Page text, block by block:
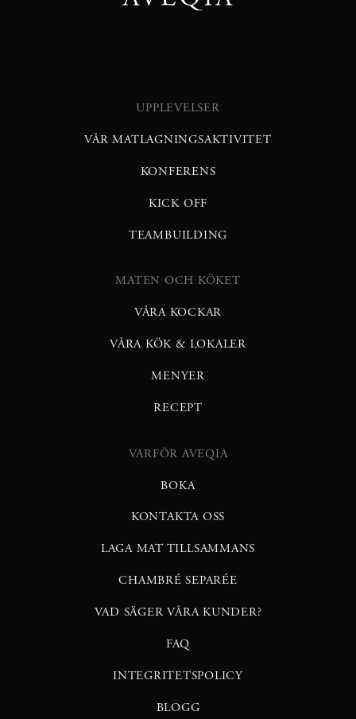
UPPLEVELSER
VÅR MATLAGNINGSAKTIVITET
KONFERENS
KICK OFF
TEAMBUILDING
MATEN OCH KÖKET
VÅRA KOCKAR
VÅRA KÖK & LOKALER
MENYER
RECEPT
VARFÖR AVEQIA
BOKA
KONTAKTA OSS
LAGA MAT TILLSAMMANS
CHAMBRÉ SEPARÉE
VAD SÄGER VÅRA KUNDER?
FAQ
INTEGRITETSPOLICY
BLOGG